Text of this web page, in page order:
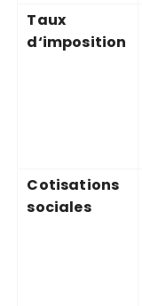
Taux
d‘imposition
Cotisations
sociales